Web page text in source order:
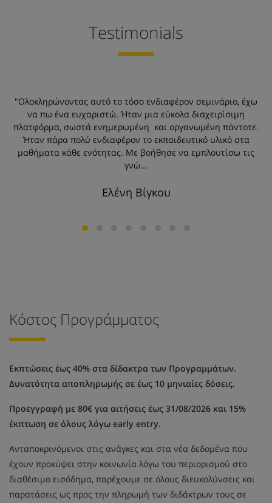
Testimonials
"Ολοκληρώνοντας αυτό το τόσο ενδιαφέρον σεμινάριο, έχω
να πω ένα ευχαριστώ. Ήταν μια εύκολα διαχειρίσιμη
πλατφόρμα, σωστά ενημερωμένη και οργανωμένη πάντοτε.
Ήταν πάρα πολύ ενδιαφέρον το εκπαιδευτικό υλικό στα
μαθήματα κάθε ενότητας. Με βοήθησε να εμπλουτίσω τις
γνώ...
Ελένη Βίγκου
Κόστος Προγράμματος
Εκπτώσεις έως 40% στα δίδακτρα των Προγραμμάτων.
Δυνατότητα αποπληρωμής σε έως 10 μηνιαίες δόσεις.
Προεγγραφή με 80€ για αιτήσεις έως 31/08/2026 και 15%
έκπτωση σε όλους λόγω early entry.
Ανταποκρινόμενοι στις ανάγκες και στα νέα δεδομένα που
έχουν προκύψει στην κοινωνία λόγω του περιορισμού στο
διαθέσιμο εισόδημα, παρέχουμε σε όλους διευκολύνσεις και
παρατάσεις ως προς την πληρωμή των διδάκτρων τους σε